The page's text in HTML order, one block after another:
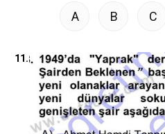
A B C
11.